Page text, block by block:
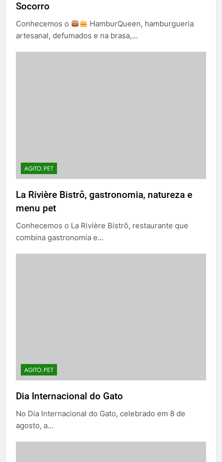
Socorro
Conhecemos o
HamburQueen, hamburgueria
artesanal, defumados e na brasa,…
AGITO.PET
La Rivière Bistrô, gastronomia, natureza e
menu pet
Conhecemos o La Rivière Bistrô, restaurante que
combina gastronomia e…
AGITO.PET
Dia Internacional do Gato
No Dia Internacional do Gato, celebrado em 8 de
agosto, a…